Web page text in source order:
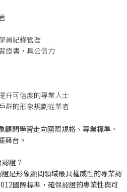
員紀錄管理
證書，具公信力
升可信度的專業人士
群的形象規劃從業者
顧問學習走向國際規格、專業標準、
舞台。
證？
是形象顧問領域最具權威性的專業認
國際標準，確保認證的專業性與可